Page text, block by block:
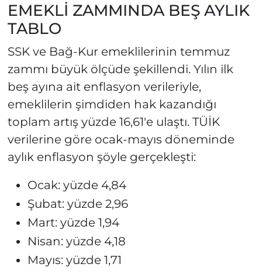
EMEKLİ ZAMMINDA BEŞ AYLIK
TABLO
SSK ve Bağ-Kur emeklilerinin temmuz
zammı büyük ölçüde şekillendi. Yılın ilk
beş ayına ait enflasyon verileriyle,
emeklilerin şimdiden hak kazandığı
toplam artış yüzde 16,61'e ulaştı. TÜİK
verilerine göre ocak-mayıs döneminde
aylık enflasyon şöyle gerçekleşti:
Ocak: yüzde 4,84
Şubat: yüzde 2,96
Mart: yüzde 1,94
Nisan: yüzde 4,18
Mayıs: yüzde 1,71